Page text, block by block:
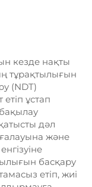
кезде нақты
тұрақтылығын
(NDT)
ұстап
дәл
және
басқару
етіп, жиі